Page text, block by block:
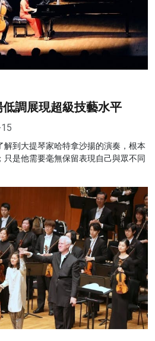
調展現超級技藝水平
到大提琴家哈特拿沙揚的演奏，根本
是他需要毫無保留表現自己與眾不同